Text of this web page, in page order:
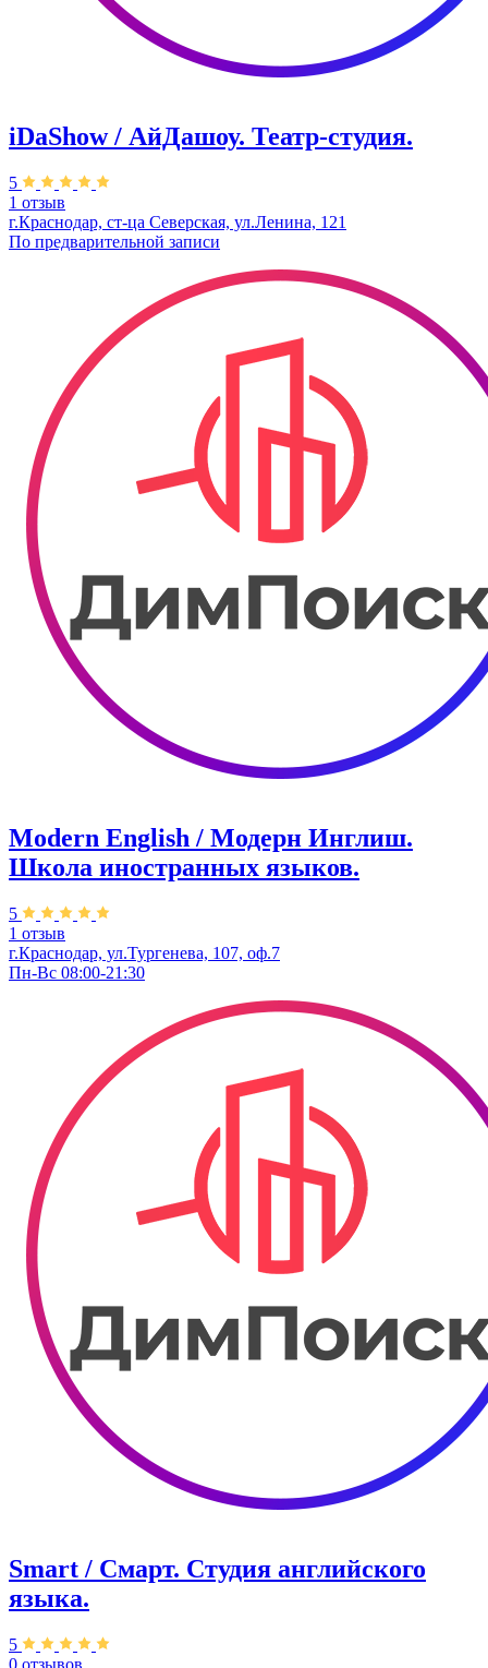
iDaShow / АйДашоу. Театр-студия.
5
1 отзыв
г.Краснодар, ст-ца Северская, ул.Ленина, 121
По предварительной записи
Modern English / Модерн Инглиш.
Школа иностранных языков.
5
1 отзыв
г.Краснодар, ул.Тургенева, 107, оф.7
Пн-Вс 08:00-21:30
Smart / Смарт. Студия английского
языка.
5
0 отзывов